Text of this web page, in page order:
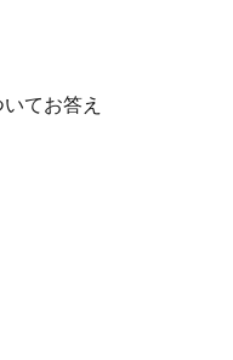
てお答え